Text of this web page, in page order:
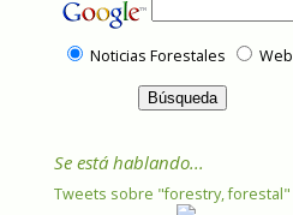
Noticias Forestales Web
Se está hablando...
Tweets sobre "forestry, forestal"